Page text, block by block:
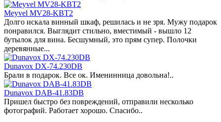
Meyvel MV28-KBT2
Долго искала винный шкаф, решилась и не зря. Мужу подарок
понравился. Выглядит стильно, вместимый - вышло 12
бутылок для вина. Бесшумный, это прям супер. Полочки
деревянные...
Dunavox DX-74.230DB
Брали в подарок. Все ок. Именинница довольна!..
Dunavox DAB-41.83DB
Пришел быстро без повреждений, отправили несколько
фотографий. Работает хорошо. Спасибо..